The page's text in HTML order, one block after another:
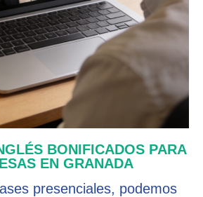
BONIFICADOS PARA
EN GRANADA
presenciales, podemos